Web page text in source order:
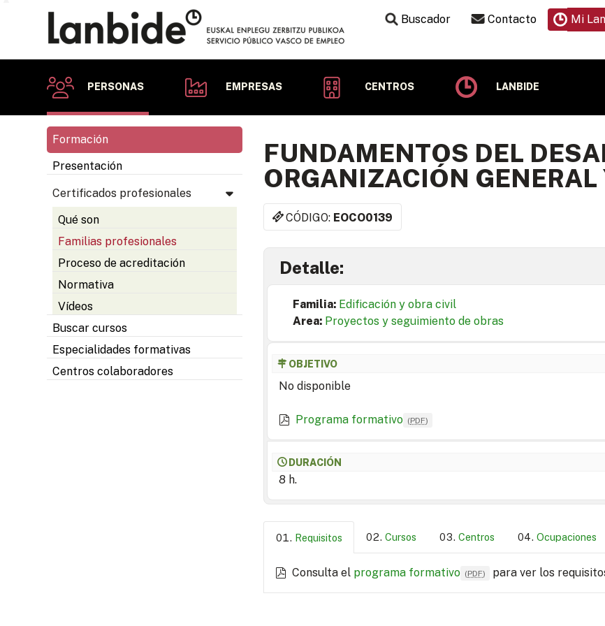
Buscador Contacto Mi
PERSONAS EMPRESAS CENTROS LANBIDE
Formación
Presentación
Certificados profesionales
Qué son
Familias profesionales
Proceso de acreditación
Normativa
Vídeos
Buscar cursos
Especialidades formativas
Centros colaboradores
FUNDAMENTOS DEL
ORGANIZACIÓN
CÓDIGO: EOCO0139
Detalle:
Familia: Edificación y obra civil
Area: Proyectos y seguimiento de obras
OBJETIVO
No disponible
Programa formativo (PDF)
DURACIÓN
8 h.
Requisitos Cursos Centros Ocupaciones
Consulta el programa formativo (PDF) para ver los